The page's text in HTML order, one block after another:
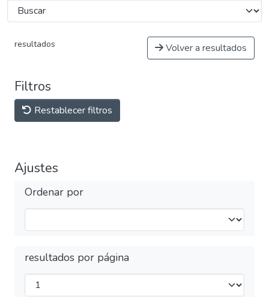
resultados Volver a resultados
Filtros
Restablecer filtros
Ajustes
Ordenar por
resultados por página